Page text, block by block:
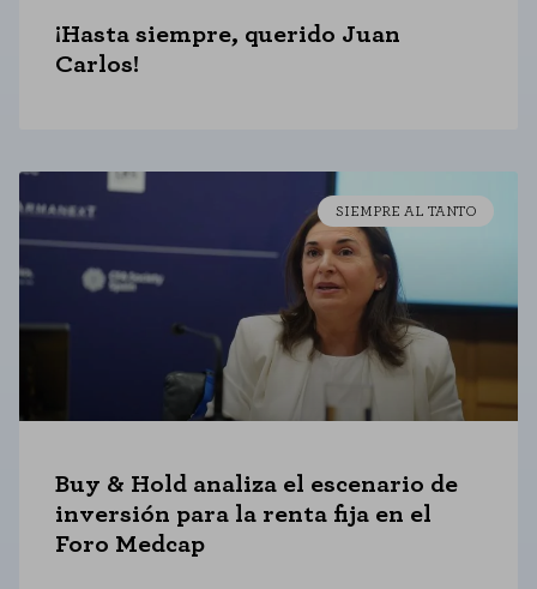
¡Hasta siempre, querido Juan
Carlos!
SIEMPRE AL TANTO
Buy & Hold analiza el escenario de
inversión para la renta fija en el
Foro Medcap
Cookies de rendimiento
GUARDAR CONFIGURACIÓN
Puedes volver a configurar tus cookies desde la sección "Configuración de
cookies" al pie de la página. También puedes consultar nuestra
política de cookies